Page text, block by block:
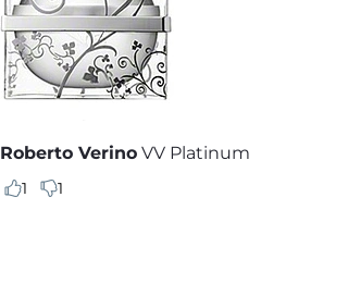
Roberto Verino VV Platinum
1 1